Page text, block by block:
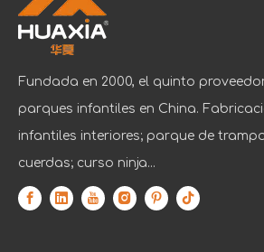
Fundada en 2000, el quinto
parques infantiles en China.
infantiles interiores; parque de
cuerdas; curso ninja...